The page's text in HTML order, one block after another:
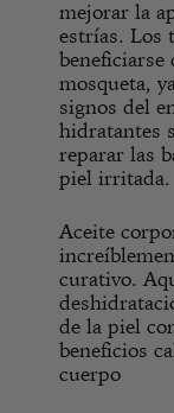
mejorar la
estrías. Los
beneficiarse
mosqueta,
signos del
hidratantes
reparar las
piel irritada.
Aceite
curativo.
de la piel
beneficios
cuerpo